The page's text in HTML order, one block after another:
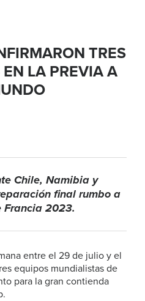
TRES
LA PREVIA A
Chile, Namibia y
final rumbo a
Francia 2023.
entre el 29 de julio y el
equipos mundialistas de
para la gran contienda